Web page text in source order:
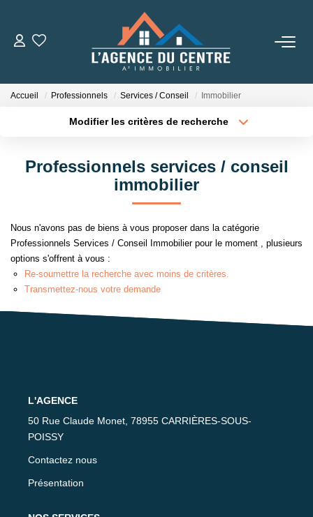
VENTES
Nos Conseils
Estimation
Qui Sommes Nous
Accueil Professionnels Services / Conseil Immobilier
Modifier les critères de recherche
Type de bien
Professionnels services / conseil
immobilier
Nous n'avons pas de biens à vous proposer dans la catégorie
Professionnels Services / Conseil Immobilier pour le moment , plusieurs
options s'offrent à vous :
Re-soumettre la recherche avec moins de critères.
Transmettez-nous votre demande
L'AGENCE
50 Rue Claude Monet, 78955 CARRIÈRES-SOUS-
POISSY
Contactez nous
Présentation